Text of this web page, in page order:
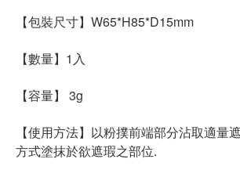
【包裝尺寸】W65*H85*D15mm
【數量】1入
【容量】 3g
【使用方法】以粉撲前端部分沾取適量
方式塗抹於欲遮瑕之部位.